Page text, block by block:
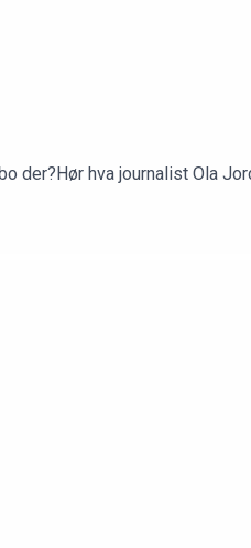
der?Hør hva journalist Ola